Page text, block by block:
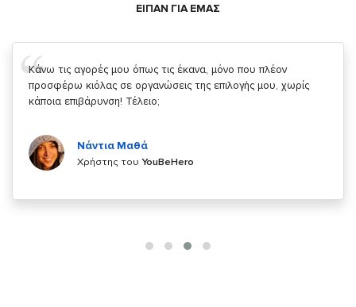
ΕΙΠΑΝ ΓΙΑ ΕΜΑΣ
Σας ευχαριστώ που μας δίνετε την δυνατότητα να κάνουμε
κάτι!
Χρήστης τουYouBeHero